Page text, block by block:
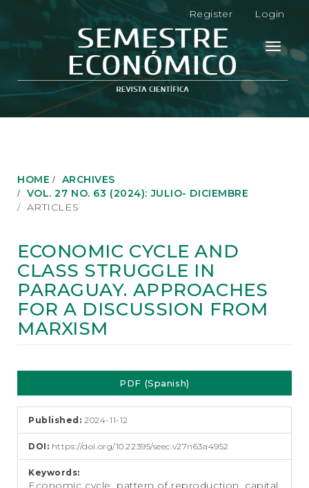
g
n
M
C
o
n
t
e
n
t
e
b
r
Register Login
Toggle
HOME
ARCHIVES
VOL. 27 NO. 63 (2024): JULIO- DICIEMBRE
ARTICLES
ECONOMIC CYCLE AND
CLASS STRUGGLE IN
PARAGUAY. APPROACHES
FOR A DISCUSSION FROM
MARXISM
Article
Sidebar
PDF (Spanish)
Published:2024-11-12
DOI: https://doi.org/10.22395/seec.v27n63a4952
Keywords:
Economic cycle, pattern of reproduction, capital